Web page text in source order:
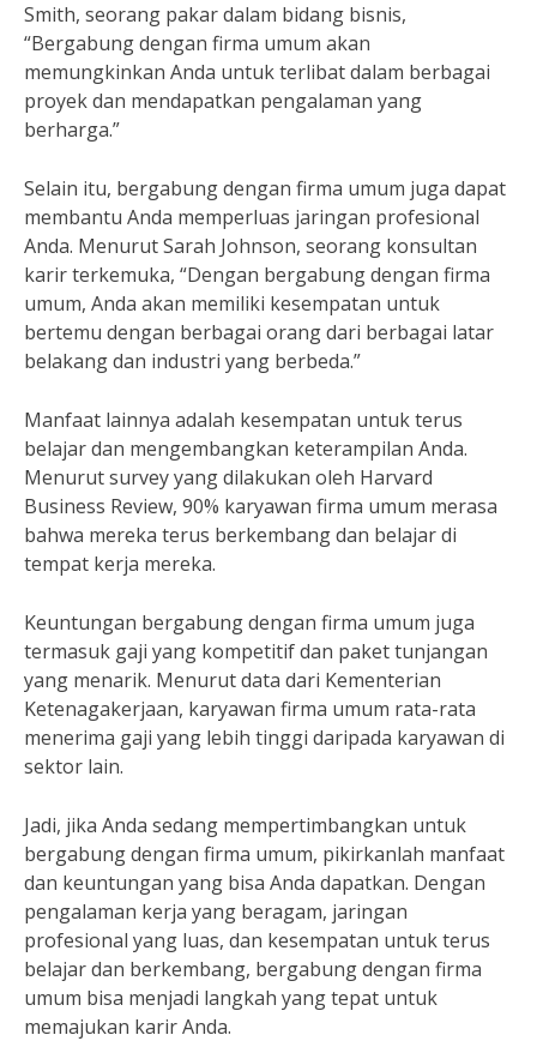
Smith, seorang pakar dalam bidang bisnis,
“Bergabung dengan firma umum akan
memungkinkan Anda untuk terlibat dalam berbagai
proyek dan mendapatkan pengalaman yang
berharga.”
Selain itu, bergabung dengan firma umum juga dapat
membantu Anda memperluas jaringan profesional
Anda. Menurut Sarah Johnson, seorang konsultan
karir terkemuka, “Dengan bergabung dengan firma
umum, Anda akan memiliki kesempatan untuk
bertemu dengan berbagai orang dari berbagai latar
belakang dan industri yang berbeda.”
Manfaat lainnya adalah kesempatan untuk terus
belajar dan mengembangkan keterampilan Anda.
Menurut survey yang dilakukan oleh Harvard
Business Review, 90% karyawan firma umum merasa
bahwa mereka terus berkembang dan belajar di
tempat kerja mereka.
Keuntungan bergabung dengan firma umum juga
termasuk gaji yang kompetitif dan paket tunjangan
yang menarik. Menurut data dari Kementerian
Ketenagakerjaan, karyawan firma umum rata-rata
menerima gaji yang lebih tinggi daripada karyawan di
sektor lain.
Jadi, jika Anda sedang mempertimbangkan untuk
bergabung dengan firma umum, pikirkanlah manfaat
dan keuntungan yang bisa Anda dapatkan. Dengan
pengalaman kerja yang beragam, jaringan
profesional yang luas, dan kesempatan untuk terus
belajar dan berkembang, bergabung dengan firma
umum bisa menjadi langkah yang tepat untuk
memajukan karir Anda.